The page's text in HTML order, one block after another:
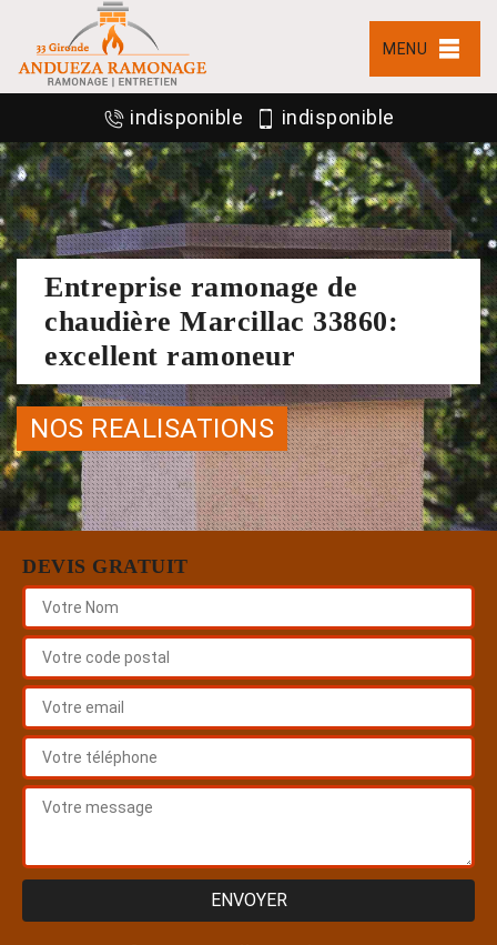
MENU
indisponible indisponible
Entreprise ramonage de
chaudière Marcillac 33860:
excellent ramoneur
NOS REALISATIONS
DEVIS GRATUIT